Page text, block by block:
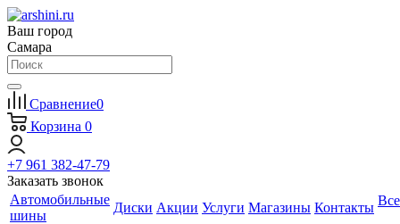
Ваш город
Самара
Сравнение0
Корзина 0
+7 961 382-47-79
Заказать звонок
Автомобильные
шины
Диски Акции Услуги Магазины Контакты Все